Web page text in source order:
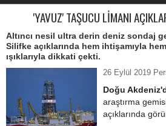
'YAVUZ' TAŞUCU LİMANI
Altıncı nesil ultra derin deniz sondaj
Silifke açıklarında hem ihtişamıyla
ışıklarıyla dikkati çekti.
26 Eylül 2019
Doğu
araştırma
açıklarında